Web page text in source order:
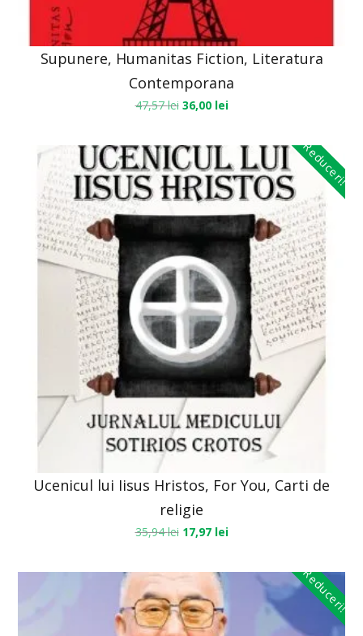
Supunere, Humanitas Fiction, Literatura
Contemporana
47,57lei 36,00 lei
Reduceri!
Ucenicul lui Iisus Hristos, For You, Carti de
religie
35,94lei 17,97 lei
Reduceri!